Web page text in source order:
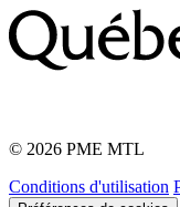
© 2026 PME MTL
Conditions d'utilisation